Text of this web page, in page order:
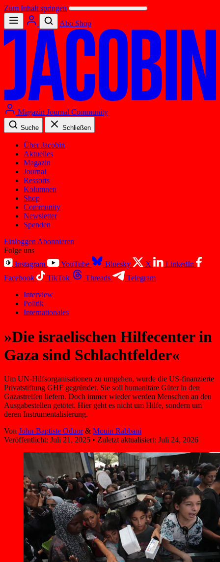
Zum Inhalt springen
Abo Shop
Magazin Journal Community
Suche Schließen
Über Jacobin
Aktuelles
Magazin
Journal
Ressorts
Kolumnen
Shop
Community
Newsletter
Spenden
Einloggen Abonnieren
Folge uns
Instagram
YouTube Bluesky X
LinkedIn
Facebook
TikTok Threads
Telegram
Interview
Politik
Internationales
»Die israelischen Hilfecenter in
Gaza sind Schlachtfelder«
Um UN-Hilfsorganisationen zu umgehen, wurde die US-finanzierte
Privatstiftung GHF gegründet. Sie soll humanitäre Güter in den
Gazastreifen liefern. Doch immer wieder werden Menschen an den
Ausgabestellen getötet. Hier geht es nicht um Hilfe, sondern um
deren Instrumentalisierung.
Von John-Baptiste Oduor& Mouin Rabbani
Veröffentlicht: Juli 21, 2025 • Zuletzt aktualisiert: Juli 24, 2026